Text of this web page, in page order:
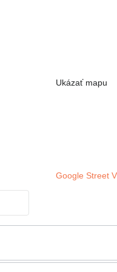
Ukázať mapu
Google Street